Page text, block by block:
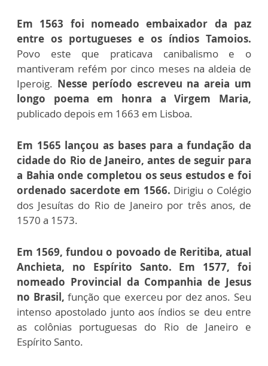
Em 1563 foi nomeado embaixador da paz
entre os portugueses e os índios Tamoios.
Povo este que praticava canibalismo e o
mantiveram refém por cinco meses na aldeia de
Iperoig. Nesse período escreveu na areia um
longo poema em honra a Virgem Maria,
publicado depois em 1663 em Lisboa.
Em 1565 lançou as bases para a fundação da
cidade do Rio de Janeiro, antes de seguir para
a Bahia onde completou os seus estudos e foi
ordenado sacerdote em 1566. Dirigiu o Colégio
dos Jesuítas do Rio de Janeiro por três anos, de
1570 a 1573.
Em 1569, fundou o povoado de Reritiba, atual
Anchieta, no Espírito Santo. Em 1577, foi
nomeado Provincial da Companhia de Jesus
no Brasil, função que exerceu por dez anos. Seu
intenso apostolado junto aos índios se deu entre
as colônias portuguesas do Rio de Janeiro e
Espírito Santo.